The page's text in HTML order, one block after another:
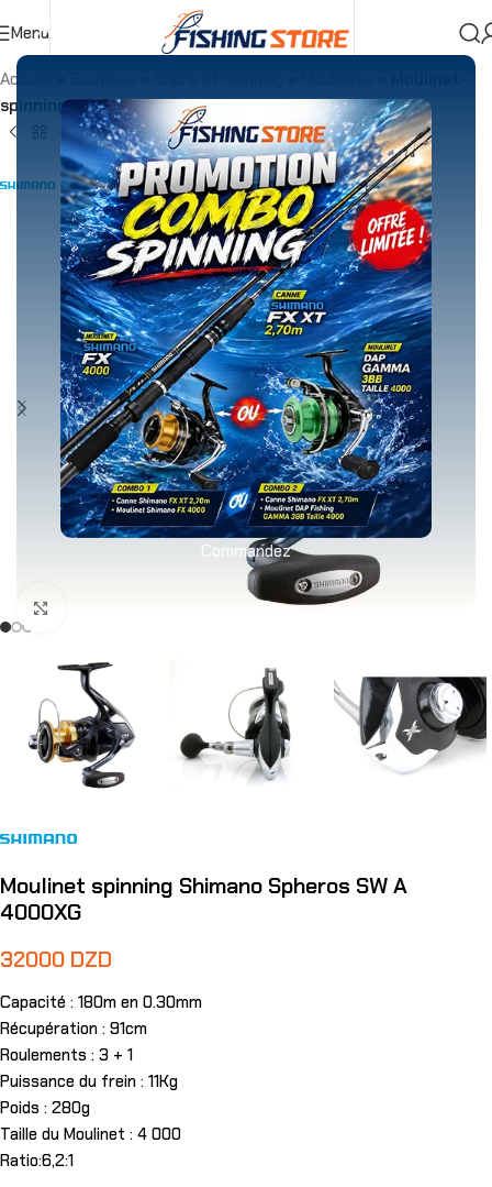
Commandez
Menu
Accueil
spinning Shimano Spheros SW A 4000XG
Moulinet spinning Shimano Spheros SW A
4000XG
32000 DZD
Capacité : 180m en 0.30mm
Récupération : 91cm
Roulements : 3 + 1
Puissance du frein : 11Kg
Poids : 280g
Taille du Moulinet : 4 000
Ratio:6,2:1